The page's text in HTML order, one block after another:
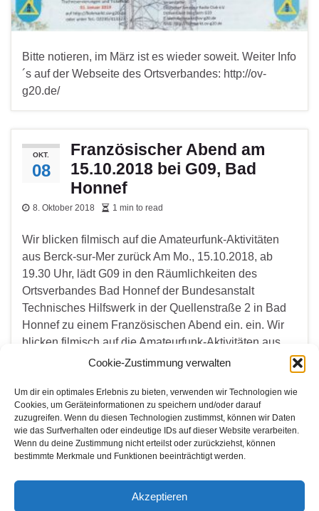
Cookie-Zustimmung verwalten
Um dir ein optimales Erlebnis zu bieten, verwenden wir Technologien wie
Cookies, um Geräteinformationen zu speichern und/oder darauf
zuzugreifen. Wenn du diesen Technologien zustimmst, können wir Daten
wie das Surfverhalten oder eindeutige IDs auf dieser Website verarbeiten.
Wenn du deine Zustimmung nicht erteilst oder zurückziehst, können
bestimmte Merkmale und Funktionen beeinträchtigt werden.
Akzeptieren
Bitte notieren, im März ist es wieder soweit. Weiter Info
´s auf der Webseite des Ortsverbandes: http://ov-
g20.de/
OKT.
08
Französischer Abend am
15.10.2018 bei G09, Bad
Honnef
8. Oktober 2018 1 min to read
Wir blicken filmisch auf die Amateurfunk-Aktivitäten
aus Berck-sur-Mer zurück Am Mo., 15.10.2018, ab
19.30 Uhr, lädt G09 in den Räumlichkeiten des
Ortsverbandes Bad Honnef der Bundesanstalt
Technisches Hilfswerk in der Quellenstraße 2 in Bad
Honnef zu einem Französischen Abend ein. ein. Wir
blicken filmisch auf die Amateurfunk-Aktivitäten aus
Berck-sur-Mer unter TM0BSM mit von Dirk Schulz-
Weiterlesen
WER SUCHET DER FINDET